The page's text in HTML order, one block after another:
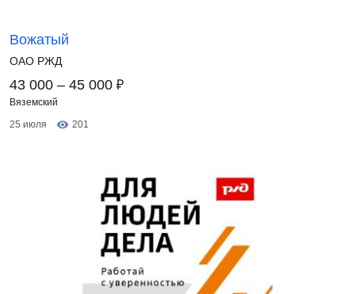
Вожатый
ОАО РЖД
43 000 – 45 000 ₽
Вяземский
25 июля
201